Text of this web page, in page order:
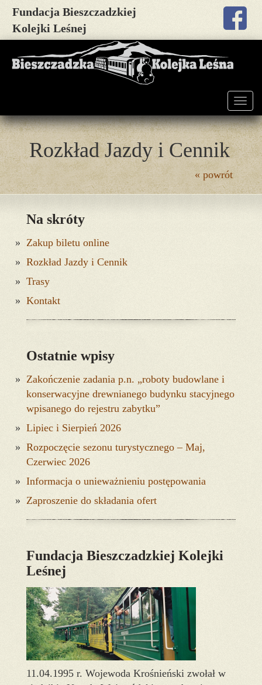
Fundacja Bieszczadzkiej
Kolejki Leśnej
Rozkład Jazdy i Cennik
« powrót
Na skróty
Zakup biletu online
Rozkład Jazdy i Cennik
Trasy
Kontakt
Ostatnie wpisy
Zakończenie zadania p.n. „roboty budowlane i
konserwacyjne drewnianego budynku stacyjnego
wpisanego do rejestru zabytku”
Lipiec i Sierpień 2026
Rozpoczęcie sezonu turystycznego – Maj,
Czerwiec 2026
Informacja o unieważnieniu postępowania
Zaproszenie do składania ofert
Fundacja Bieszczadzkiej Kolejki
Leśnej
11.04.1995 r. Wojewoda Krośnieński zwołał w